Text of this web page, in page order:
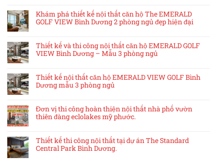
Khám phá thiết kế nội thất căn hộ The EMERALD
GOLF VIEW Bình Dương 2 phòng ngủ đẹp hiện đại
Thiết kế và thi công nội thất căn hộ EMERALD GOLF
VIEW Bình Dương – Mẫu 3 phòng ngủ
Thiết kế nội thất căn hộ EMERALD VIEW GOLF Bình
Dương mẫu 3 phòng ngủ
Đơn vị thi công hoàn thiện nội thất nhà phố vườn
thiên đàng eclolakes mỹ phước.
Thiết kế thi công nội thất tại dự án The Standard
Central Park Bình Dương.